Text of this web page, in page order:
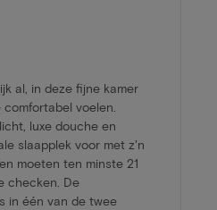
al, in deze fijne kamer
voelen.
luxe douche en
slaapplek voor met z'n
moeten ten minste 21
checken. De
in één van de twee